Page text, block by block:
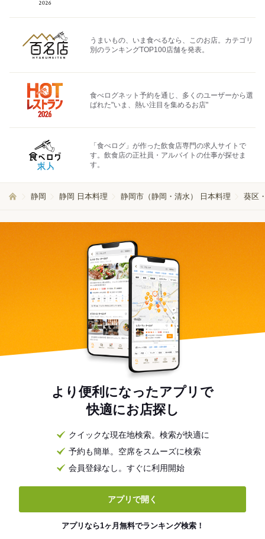
うまいもの、いま食べるなら、このお店。カテゴリ
別のランキングTOP100店舗を発表。
食べログネット予約を通じ、多くのユーザーから選
ばれた"いま、熱い注目を集めるお店"
「食べログ」が作った飲食店専門の求人サイトで
す。飲食店の正社員・アルバイトの仕事が探せま
す。
静岡 静岡 日本料理 静岡市（静岡・清水） 日本料理 葵区
より便利になったアプリで
快適にお店探し
クイックな現在地検索。検索が快適に
予約も簡単。空席をスムーズに検索
会員登録なし。すぐに利用開始
アプリで開く
アプリなら1ヶ月無料でランキング検索！